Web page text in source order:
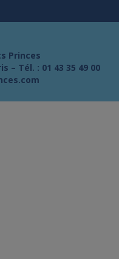
Princes
– Tél. : 01 43 35 49 00